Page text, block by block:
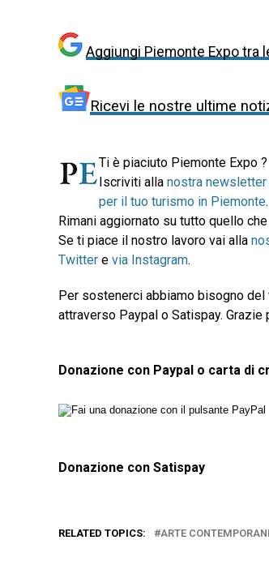
Aggiungi Piemonte Expo tra
Ricevi le nostre ultime
Ti è piaciuto Piemonte Expo ?
Iscriviti alla nostra
per il tuo turismo in Piemonte.
Rimani aggiornato su tutto quello
Se ti piace il nostro lavoro vai alla
Twitter e via Instagram.
Per sostenerci abbiamo bisogno
attraverso Paypal o Satispay.
Donazione con Paypal o carta di
Donazione con Satispay
RELATED TOPICS: ARTE